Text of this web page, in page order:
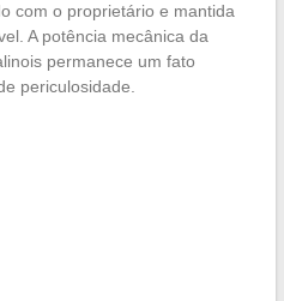
com o proprietário e mantida
A potência mecânica da
permanece um fato
periculosidade.